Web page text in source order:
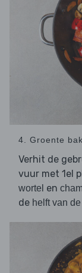
4. Groente
Verhit de
vuur met 1el
wortel en
de helft van